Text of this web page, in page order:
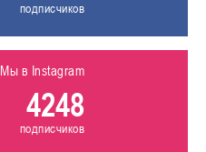
подписчиков
Мы в Instagram
4248
подписчиков